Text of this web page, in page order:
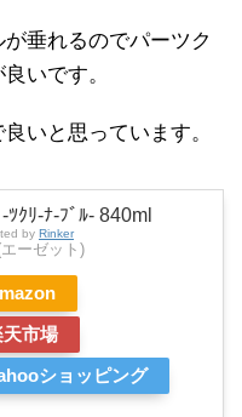
垂れるのでパーツク
いです。
いと思っています。
ﾂｸﾘ-ﾅ-ﾌﾞﾙ- 840ml
by Rinker
ーゼット)
天市場
ショッピング